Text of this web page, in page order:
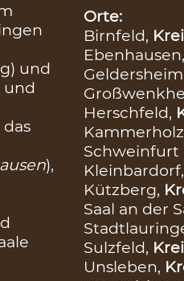
und
und
das
),
Orte:
Birnfeld,
Herschfeld,
Schweinfurt
Kützberg,
Saal an der
Sulzfeld,
Unsleben,